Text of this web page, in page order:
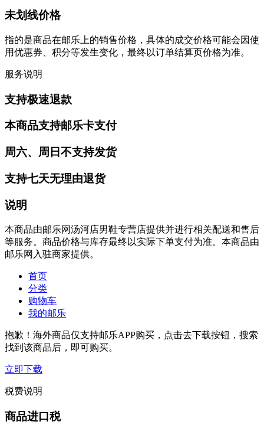
未划线价格
指的是商品在邮乐上的销售价格，具体的成交价格可能会因使
用优惠券、积分等发生变化，最终以订单结算页价格为准。
服务说明
支持极速退款
本商品支持邮乐卡支付
周六、周日不支持发货
支持七天无理由退货
说明
本商品由邮乐网汤河店男鞋专营店提供并进行相关配送和售后
等服务。商品价格与库存最终以实际下单支付为准。本商品由
邮乐网入驻商家提供。
首页
分类
购物车
我的邮乐
抱歉！海外商品仅支持邮乐APP购买，点击去下载按钮，搜索
找到该商品后，即可购买。
立即下载
税费说明
商品进口税